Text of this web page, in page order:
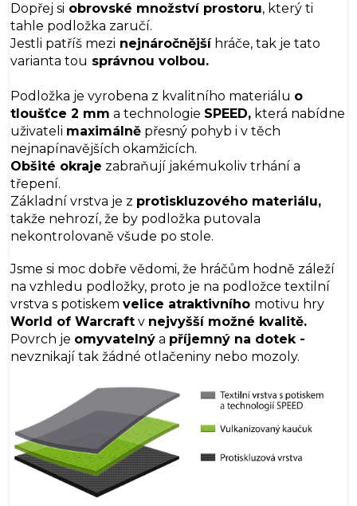
Dopřej si obrovské množství prostoru, který ti
tahle podložka zaručí.
Jestli patříš mezi nejnáročnějšíhráče, tak je tato
varianta tou správnou volbou.
Podložka je vyrobena z kvalitního materiálu o
tloušťce 2 mm a technologie SPEED, která nabídne
uživateli maximálně přesný pohyb i v těch
nejnapínavějších okamžicích.
Obšité okraje zabraňují jakémukoliv trhání a
třepení.
Základní vrstva je z protiskluzového materiálu,
takže nehrozí, že by podložka putovala
nekontrolovaně všude po stole.
Jsme si moc dobře vědomi, že hráčům hodně záleží
na vzhledu podložky, proto je na podložce textilní
vrstva s potiskem velice atraktivního motivu hry
World of Warcraft v nejvyšší možné kvalitě.
Povrch je omyvatelný a příjemný na dotek -
nevznikají tak žádné otlačeniny nebo mozoly.